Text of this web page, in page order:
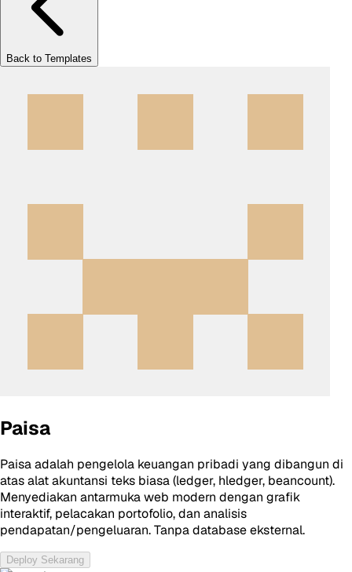
Back to Templates
Paisa
Paisa adalah pengelola keuangan pribadi yang dibangun di
atas alat akuntansi teks biasa (ledger, hledger, beancount).
Menyediakan antarmuka web modern dengan grafik
interaktif, pelacakan portofolio, dan analisis
pendapatan/pengeluaran. Tanpa database eksternal.
Deploy Sekarang